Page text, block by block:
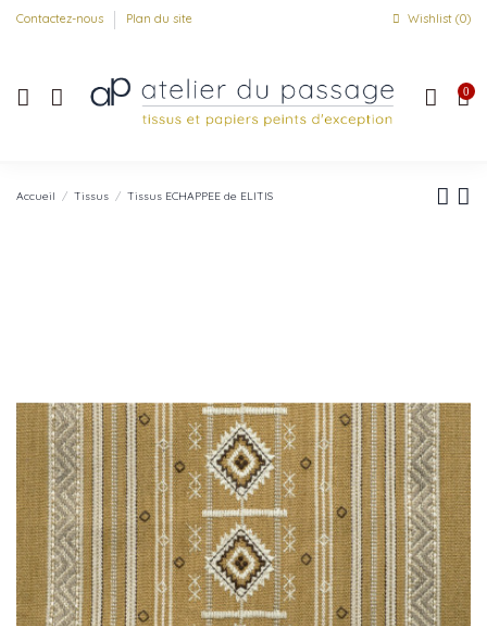
Contactez-nous Plan du site Wishlist (0)
0
Accueil Tissus Tissus ECHAPPEE de ELITIS